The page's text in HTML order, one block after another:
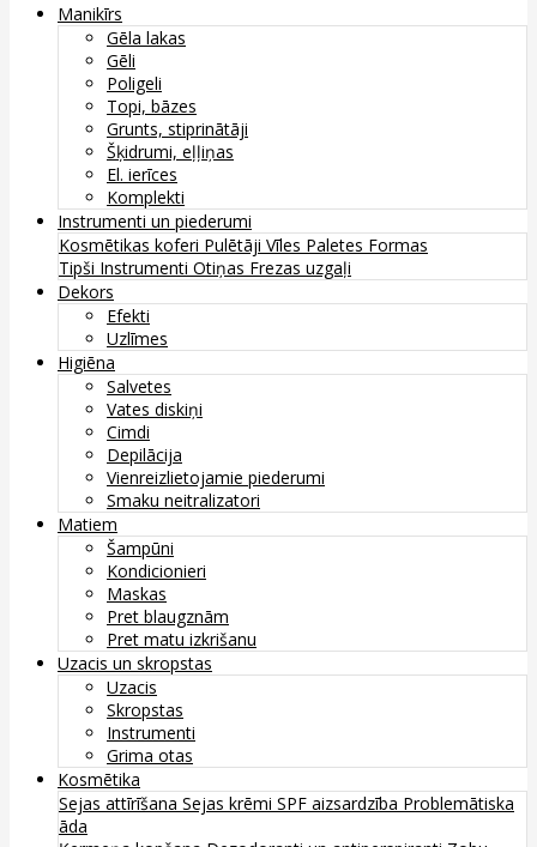
Manikīrs
Gēla lakas
Gēli
Poligeli
Topi, bāzes
Grunts, stiprinātāji
Šķidrumi, eļļiņas
El. ierīces
Komplekti
Instrumenti un piederumi
Kosmētikas koferi Pulētāji Vīles Paletes Formas
Tipši Instrumenti Otiņas Frezas uzgaļi
Dekors
Efekti
Uzlīmes
Higiēna
Salvetes
Vates diskiņi
Cimdi
Depilācija
Vienreizlietojamie piederumi
Smaku neitralizatori
Matiem
Šampūni
Kondicionieri
Maskas
Pret blaugznām
Pret matu izkrišanu
Uzacis un skropstas
Uzacis
Skropstas
Instrumenti
Grima otas
Kosmētika
Sejas attīrīšana Sejas krēmi SPF aizsardzība Problemātiska
āda